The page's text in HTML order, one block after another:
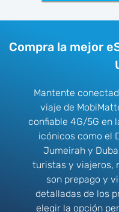
Compra la mejor
Mantente
viaje de
confiable 4G/5G en
icónicos como el
Jumeirah y
turistas y viajeros,
son prepago y
detalladas de los
elegir la opción